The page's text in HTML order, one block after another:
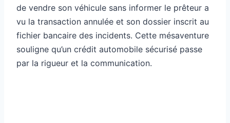
de vendre son véhicule sans informer le prêteur a
vu la transaction annulée et son dossier inscrit au
fichier bancaire des incidents. Cette mésaventure
souligne qu’un crédit automobile sécurisé passe
par la rigueur et la communication.